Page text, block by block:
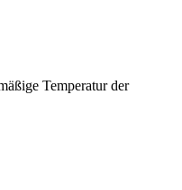
Temperatur der